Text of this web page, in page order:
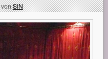
vonSiN